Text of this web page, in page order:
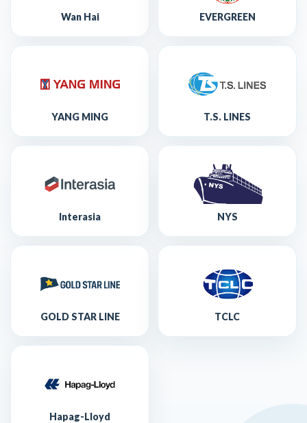
Wan Hai EVERGREEN
YANG MING T.S. LINES
Interasia NYS
GOLD STAR LINE TCLC
Hapag-Lloyd